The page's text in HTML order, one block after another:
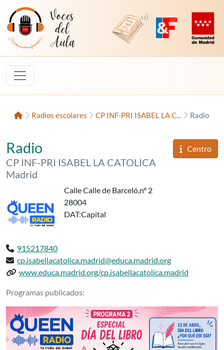
Saltar al contenido
Voces del Aula
Revista Digital de EducaMadrid
Plataforma de
InicioRadios escolares CP INF-PRI ISABEL LA C... Radio
del
Centro
«Queen Radio»,
Radio
CP INF-PRI ISABEL LA CATOLICA
Madrid
Calle Calle de Barceló,nº 2
28004
DAT:Capital
Teléfono:
915217840
Email:cp.isabellacatolica.madrid@educa.madrid.org
Web del centro:
www.educa.madrid.org/cp.isabellacatolica.madrid
Podcasts delCP INF-PRI ISABEL LA
Programas publicados: